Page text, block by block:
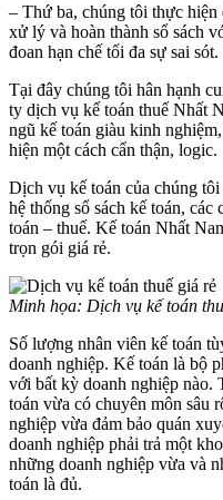
– Thứ ba, chúng tôi thực hiện
xử lý và hoàn thành sổ sách
đoan hạn chế tối đa sự sai sót.
Tại đây chúng tôi hân hạnh
ty dịch vụ kế toán thuế Nhất
ngũ kế toán giàu kinh
hiện một cách cẩn thận, logic.
Dịch vụ kế toán của chúng
hệ thống sổ sách kế toán,
toán – thuế. Kế toán Nhất
trọn gói giá rẻ.
Minh họa: Dịch vụ kế toán
Số lượng nhân viên kế toán
doanh nghiệp. Kế toán là bộ
với bất kỳ doanh nghiệp nào.
toán vừa có chuyên môn sâu
nghiệp vừa đảm bảo quán
doanh nghiệp phải trả một
những doanh nghiệp vừa và
toán là đủ.